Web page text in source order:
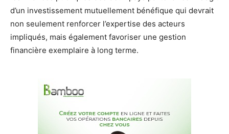
d’un investissement mutuellement bénéfique qui devrait
non seulement renforcer l’expertise des acteurs
impliqués, mais également favoriser une gestion
financière exemplaire à long terme.